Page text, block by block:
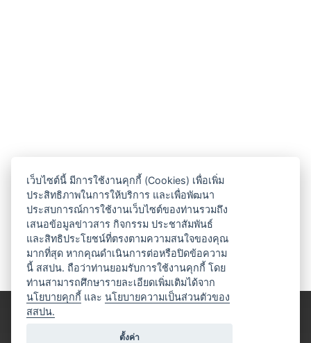
เว็บไซต์นี้ มีการใช้งานคุกกี้ (Cookies) เพื่อเพิ่ม
ประสิทธิภาพในการให้บริการ และเพื่อพัฒนา
ประสบการณ์การใช้งานเว็บไซต์ของท่านรวมถึง
เสนอข้อมูลข่าวสาร กิจกรรม ประชาสัมพันธ์
และสิทธิประโยชน์ที่ตรงตามความสนใจของคุณ
มากที่สุด หากคุณดำเนินการต่อหรือปิดข้อความ
นี้ สสปน. ถือว่าท่านยอมรับการใช้งานคุกกี้ โดย
ท่านสามารถศึกษารายละเอียดเพิ่มเติมได้จาก
นโยบายคุกกี้ และนโยบายความเป็นส่วนตัวของ
สสปน.
ตั้งค่า